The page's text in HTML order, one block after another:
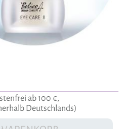
ab 100 €,
Deutschlands)